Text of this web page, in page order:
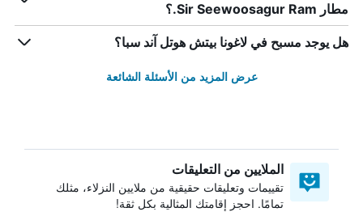
مطار Sir Seewoosagur Ram.؟
هل يوجد مسبح في لاغونا بيتش هوتل آند سبا؟
عرض المزيد من الأسئلة الشائعة
الملايين من التعليقات
تقييمات وتعليقات حقيقية من ملايين النزلاء، مثلك
تمامًا. احجز إقامتك المثالية بكل ثقة!